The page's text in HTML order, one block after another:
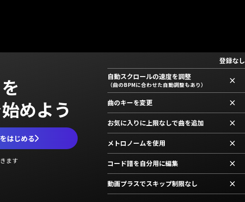
めよう
はじめる
ます
登録なし
自動スクロールの速度を調整
（曲のBPMに合わせた自動調整もあり） ×
曲のキーを変更 ×
お気に入りに上限なしで曲を追加 ×
メトロノームを使用 ×
コード譜を自分用に編集 ×
動画プラスでスキップ制限なし ×